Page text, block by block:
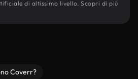
di altissimo livello. Scopri di più
Coverr?